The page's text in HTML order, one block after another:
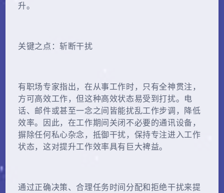
升。
关键之点：斩断干扰
有职场专家指出，在从事工作时，只有全神贯注，
方可高效工作，但这种高效状态易受到打扰。电
话、邮件或甚至一念之间皆能扰乱工作步调，降低
效率。因此，在工作期间关闭不必要的通讯设备，
摒除任何私心杂念，抵御干扰，保持专注进入工作
状态，这对提升工作效率具有巨大裨益。
通过正确决策、合理任务时间分配和拒绝干扰来提